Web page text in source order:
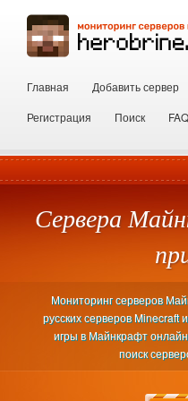
Главная Добавить сервер
Регистрация
Поиск FAQ
Сервера
Мониторинг серверов
русских серверов Minecraft
игры в Майнкрафт
поиск